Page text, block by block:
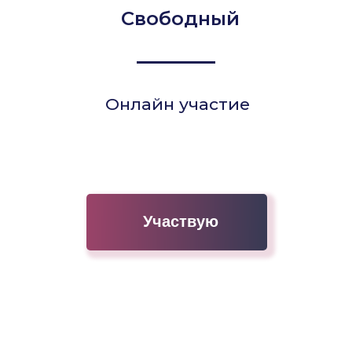
Свободный
Участвую
Онлайн участие